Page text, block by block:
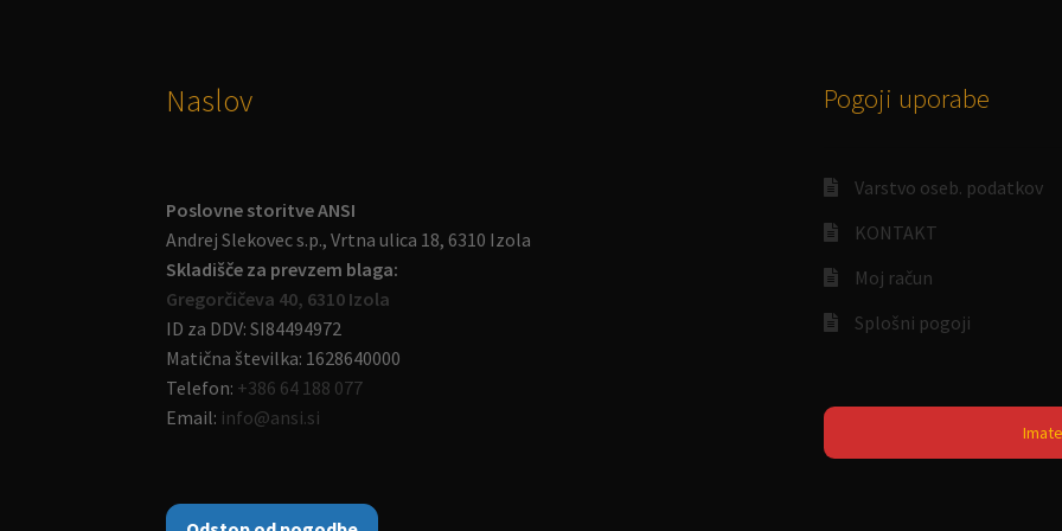
Naslov
Poslovne storitve ANSI
Andrej Slekovec s.p., Vrtna ulica 18, 6310 Izola
Skladišče za prevzem blaga:
Gregorčičeva 40, 6310 Izola
ID za DDV: SI84494972
Matična številka: 1628640000
Telefon: +386 64 188 077
Email: info@ansi.si
Pogoji uporabe
Varstvo oseb. podatkov
KONTAKT
Moj račun
Splošni pogoji